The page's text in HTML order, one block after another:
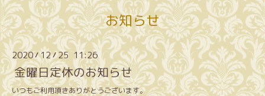
お知らせ
2020/12/25 11:26
金曜日定休のお知らせ
いつもご利用頂きありがとうございます。